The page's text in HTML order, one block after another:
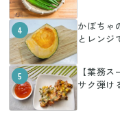
4
かぼちゃ
とレンジ
5
【業務
サク弾け